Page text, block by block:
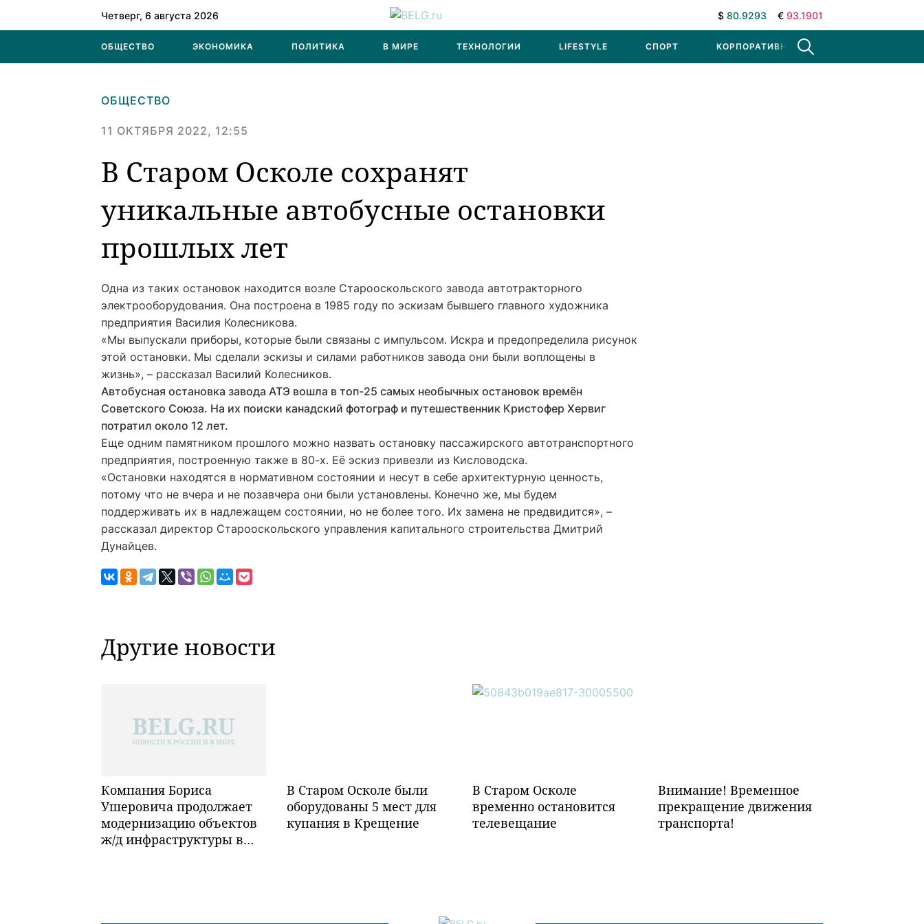
Четверг, 6 августа 2026 $ 80.9293 € 93.1901
ОБЩЕСТВО ЭКОНОМИКА ПОЛИТИКА В МИРЕ ТЕХНОЛОГИИ LIFESTYLE СПОРТ КОРПОРАТИВНЫЕ НОВОСТИ
ОБЩЕСТВО
11 ОКТЯБРЯ 2022, 12:55
В Старом Осколе сохранят
уникальные автобусные остановки
прошлых лет
Одна из таких остановок находится возле Старооскольского завода автотракторного
электрооборудования. Она построена в 1985 году по эскизам бывшего главного художника
предприятия Василия Колесникова.
«Мы выпускали приборы, которые были связаны с импульсом. Искра и предопределила рисунок
этой остановки. Мы сделали эскизы и силами работников завода они были воплощены в
жизнь», – рассказал Василий Колесников.
Автобусная остановка завода АТЭ вошла в топ-25 самых необычных остановок времён
Советского Союза. На их поиски канадский фотограф и путешественник Кристофер Хервиг
потратил около 12 лет.
Еще одним памятником прошлого можно назвать остановку пассажирского автотранспортного
предприятия, построенную также в 80-х. Её эскиз привезли из Кисловодска.
«Остановки находятся в нормативном состоянии и несут в себе архитектурную ценность,
потому что не вчера и не позавчера они были установлены. Конечно же, мы будем
поддерживать их в надлежащем состоянии, но не более того. Их замена не предвидится», –
рассказал директор Старооскольского управления капитального строительства Дмитрий
Дунайцев.
Другие новости
Компания Бориса
Ушеровича продолжает
модернизацию объектов
ж/д инфраструктуры в
В Старом Осколе были
оборудованы 5 мест для
купания в Крещение
В Старом Осколе
временно остановится
телевещание
Внимание! Временное
прекращение движения
транспорта!